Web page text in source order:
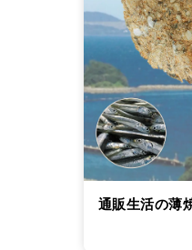
通販生活の薄